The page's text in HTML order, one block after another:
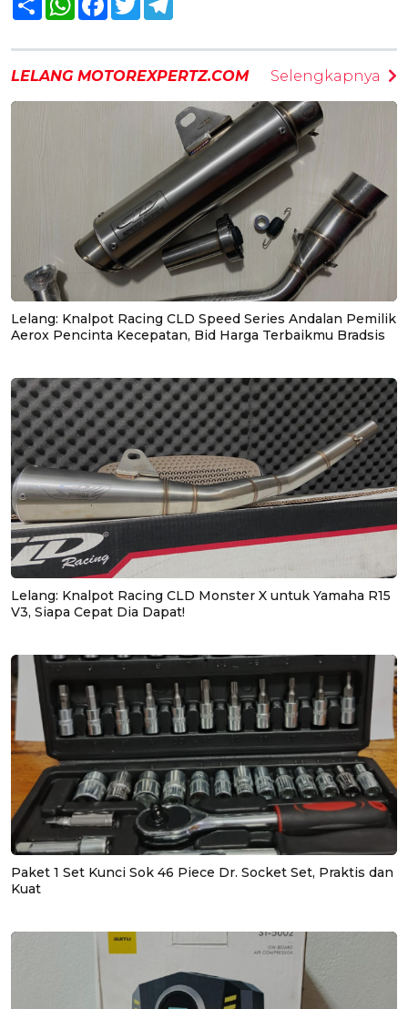
LELANG MOTOREXPERTZ.COM Selengkapnya
Lelang: Knalpot Racing CLD Speed Series Andalan Pemilik
Aerox Pencinta Kecepatan, Bid Harga Terbaikmu Bradsis
Lelang: Knalpot Racing CLD Monster X untuk Yamaha R15
V3, Siapa Cepat Dia Dapat!
Paket 1 Set Kunci Sok 46 Piece Dr. Socket Set, Praktis dan
Kuat